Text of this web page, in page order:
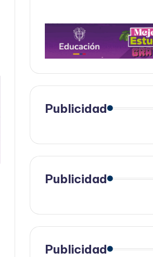
Publicidad
Publicidad
Publicidad